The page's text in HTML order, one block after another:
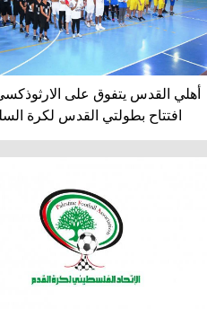
أهلي القدس يتفوق على
افتتاح بطولتي القدس لكرة